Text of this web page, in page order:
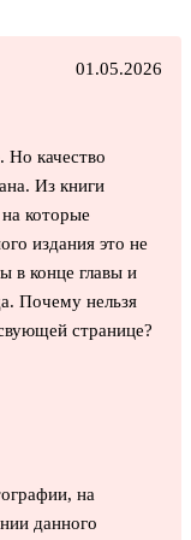
01.05.2026
Но качество
Из книги
которые
издания это не
в конце главы и
Почему нельзя
странице?
на
данного